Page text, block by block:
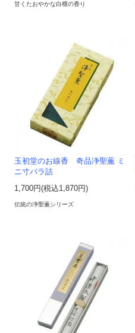
甘くたおやかな白檀の香り
玉初堂のお線香 奇品浄聖薫 ミ
ニ寸バラ詰
1,700円(税込1,870円)
伝統の浄聖薫シリーズ